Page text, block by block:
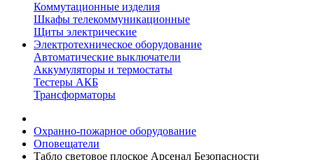
Коммутационные изделия
Шкафы телекоммуникационные
Щиты электрические
Электротехническое оборудование
Автоматические выключатели
Аккумуляторы и термостаты
Тестеры АКБ
Трансформаторы
Охранно-пожарное оборудование
Оповещатели
Табло световое плоское Арсенал Безопасности